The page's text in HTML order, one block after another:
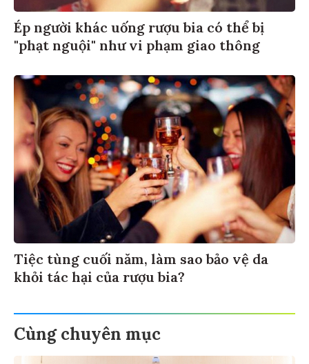
Ép người khác uống rượu bia có thể bị
"phạt nguội" như vi phạm giao thông
Tiệc tùng cuối năm, làm sao bảo vệ da
khỏi tác hại của rượu bia?
Cùng chuyên mục